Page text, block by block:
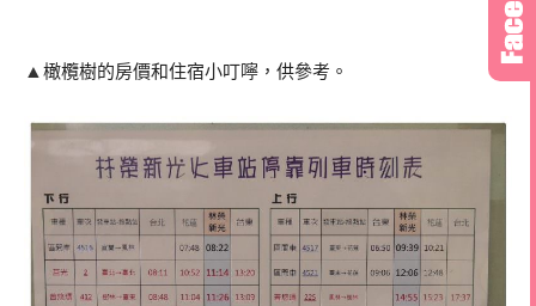
▲橄欖樹的房價和住宿小叮嚀，供參考。